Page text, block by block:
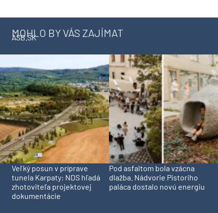
MOHLO BY VÁS ZAJÍMAT
ASB.SK
Veľký posun v príprave
tunela Karpaty: NDS hľadá
zhotoviteľa projektovej
dokumentácie
Pod asfaltom bola vzácna
dlažba. Nádvorie Pistoriho
paláca dostalo novú energiu